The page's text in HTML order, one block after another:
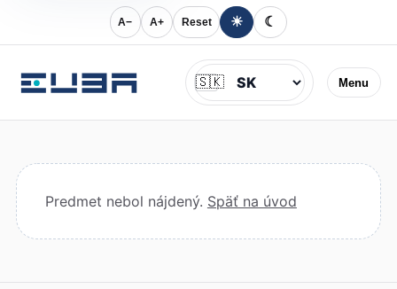
A− A+ Reset ☀ ☾
Menu
Jazyk
🇸🇰
Predmet nebol nájdený. Späť na úvod